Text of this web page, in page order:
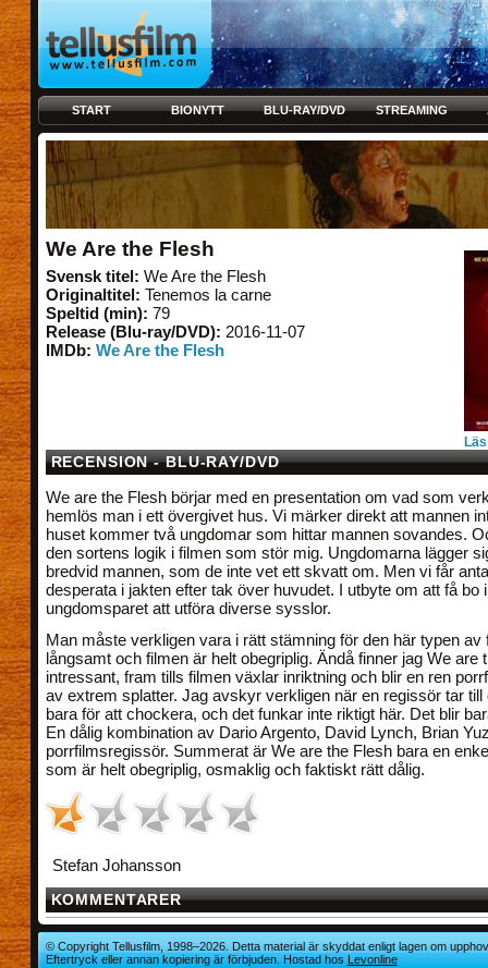
START BIONYTT BLU-RAY/DVD STREAMING
We Are the Flesh
Svensk titel: We Are the Flesh
Originaltitel: Tenemos la carne
Speltid (min): 79
Release (Blu-ray/DVD): 2016-11-07
IMDb: We Are the Flesh
RECENSION - BLU-RAY/DVD
We are the Flesh börjar med en presentation om vad som
hemlös man i ett övergivet hus. Vi märker direkt att mannen
huset kommer två ungdomar som hittar mannen sovandes.
den sortens logik i filmen som stör mig. Ungdomarna lägger
bredvid mannen, som de inte vet ett skvatt om. Men vi får
desperata i jakten efter tak över huvudet. I utbyte om att få bo
ungdomsparet att utföra diverse sysslor.
Man måste verkligen vara i rätt stämning för den här typen av
långsamt och filmen är helt obegriplig. Ändå finner jag We are
intressant, fram tills filmen växlar inriktning och blir en ren
av extrem splatter. Jag avskyr verkligen när en regissör tar till
bara för att chockera, och det funkar inte riktigt här. Det blir
En dålig kombination av Dario Argento, David Lynch, Brian
porrfilmsregissör. Summerat är We are the Flesh bara en
som är helt obegriplig, osmaklig och faktiskt rätt dålig.
Stefan Johansson
KOMMENTARER
© Copyright Tellusfilm, 1998–2026. Detta material är skyddat enligt lagen om
Eftertryck eller annan kopiering är förbjuden. Hostad hos
Levonline